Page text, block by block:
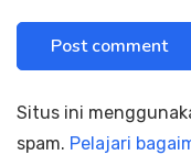
Situs ini
spam. Pelajari